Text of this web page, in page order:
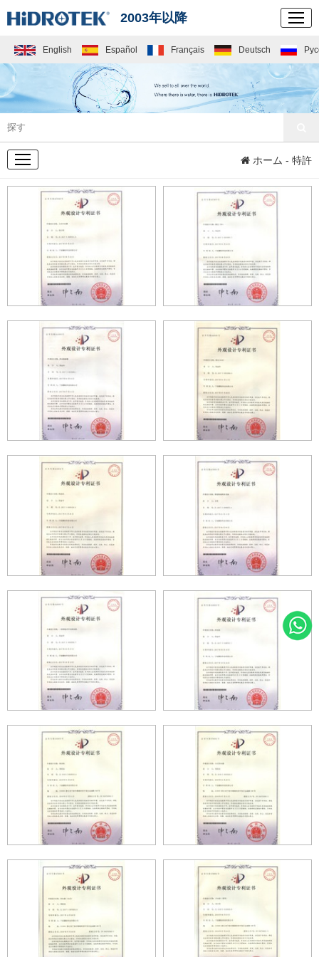
2003年以降
English Español Français Deutsch
会社概要 ホーム - 特許